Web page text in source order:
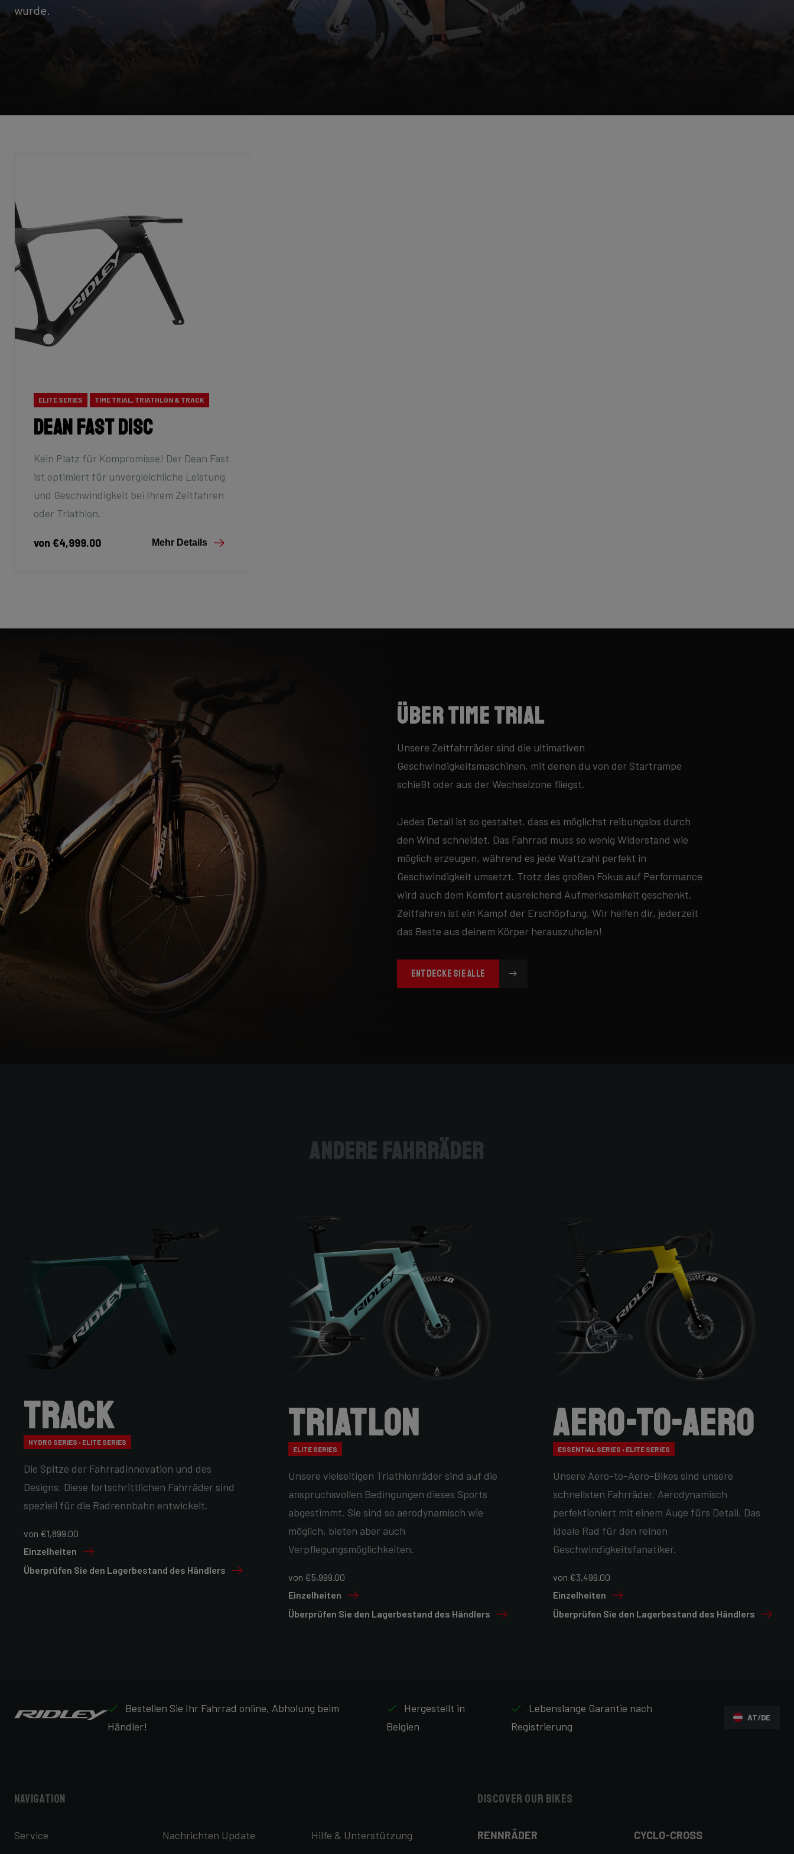
wurde.
ELITE SERIES TIME TRIAL, TRIATHLON & TRACK
Dean Fast Disc
Kein Platz für Kompromisse! Der Dean Fast
ist optimiert für unvergleichliche Leistung
und Geschwindigkeit bei Ihrem Zeitfahren
oder Triathlon.
von €4,999.00 Mehr Details
Über Time Trial
Unsere Zeitfahrräder sind die ultimativen
Geschwindigkeitsmaschinen, mit denen du von der Startrampe
schießt oder aus der Wechselzone fliegst.
Jedes Detail ist so gestaltet, dass es möglichst reibungslos durch
den Wind schneidet. Das Fahrrad muss so wenig Widerstand wie
möglich erzeugen, während es jede Wattzahl perfekt in
Geschwindigkeit umsetzt. Trotz des großen Fokus auf Performance
wird auch dem Komfort ausreichend Aufmerksamkeit geschenkt.
Zeitfahren ist ein Kampf der Erschöpfung. Wir helfen dir, jederzeit
das Beste aus deinem Körper herauszuholen!
ENTDECKE SIE ALLE
andere Fahrräder
Track
HYDRO SERIES › ELITE SERIES
Die Spitze der Fahrradinnovation und des
Designs. Diese fortschrittlichen Fahrräder sind
speziell für die Radrennbahn entwickelt.
von €1,899.00
Einzelheiten
Überprüfen Sie den Lagerbestand des Händlers
Triatlon
ELITE SERIES
Unsere vielseitigen Triathlonräder sind auf die
anspruchsvollen Bedingungen dieses Sports
abgestimmt. Sie sind so aerodynamisch wie
möglich, bieten aber auch
Verpflegungsmöglichkeiten.
von €5,999.00
Einzelheiten
Überprüfen Sie den Lagerbestand des Händlers
Aero-to-Aero
ESSENTIAL SERIES › ELITE SERIES
Unsere Aero-to-Aero-Bikes sind unsere
schnellsten Fahrräder. Aerodynamisch
perfektioniert mit einem Auge fürs Detail. Das
ideale Rad für den reinen
Geschwindigkeitsfanatiker.
von €3,499.00
Einzelheiten
Überprüfen Sie den Lagerbestand des Händlers
Bestellen Sie Ihr Fahrrad online, Abholung beim
Händler!
Hergestellt in
Belgien
Lebenslange Garantie nach
Registrierung
AT/DE
Navigation
Service
Nachrichten Update
Hilfe & Unterstützung
Discover our bikes
RENNRÄDER
CYCLO-CROSS